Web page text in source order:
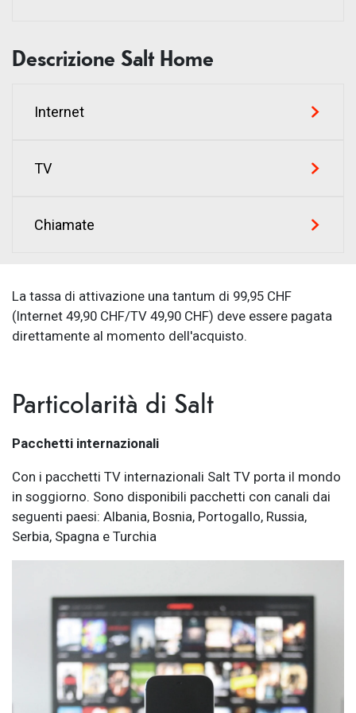
✓ Replay di 7 giorni
✓ Multiroom
Descrizione Salt Home
Internet
✓ 10 Gbit/s in upload e download
TV
✓ Apple TV 4K con 32 GB inclusa
✓ Registrazione di fino a 500 programmi
Chiamate
La tassa di attivazione una tantum di 99,95 CHF
(Internet 49,90 CHF/TV 49,90 CHF) deve essere pagata
direttamente al momento dell'acquisto.
Particolarità di Salt
Pacchetti internazionali
Con i pacchetti TV internazionali Salt TV porta il mondo
in soggiorno. Sono disponibili pacchetti con canali dai
seguenti paesi: Albania, Bosnia, Portogallo, Russia,
Serbia, Spagna e Turchia